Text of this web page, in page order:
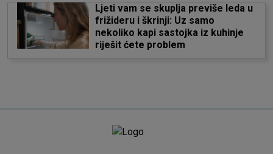
Ljeti vam se skuplja previše leda u
frižideru i škrinji: Uz samo
nekoliko kapi sastojka iz kuhinje
riješit ćete problem